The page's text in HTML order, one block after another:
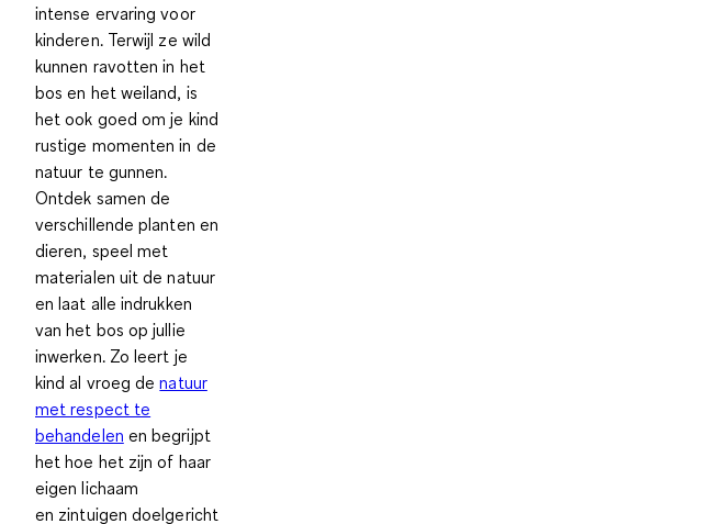
intense ervaring voor
kinderen. Terwijl ze wild
kunnen ravotten in het
bos en het weiland, is
het ook goed om je kind
rustige momenten in de
natuur te gunnen.
Ontdek samen de
verschillende planten en
dieren, speel met
materialen uit de natuur
en laat alle indrukken
van het bos op jullie
inwerken. Zo leert je
kind al vroeg denatuur
met respect te
behandelen en begrijpt
het hoe het zijn of haar
eigen lichaam
en zintuigen doelgericht